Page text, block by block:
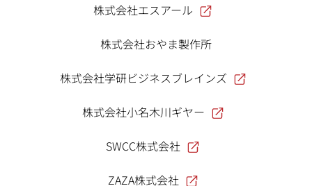
株式会社エスアール
株式会社おやま製作所
株式会社学研ビジネスブレインズ
株式会社小名木川ギヤー
SWCC株式会社
ZAZA株式会社